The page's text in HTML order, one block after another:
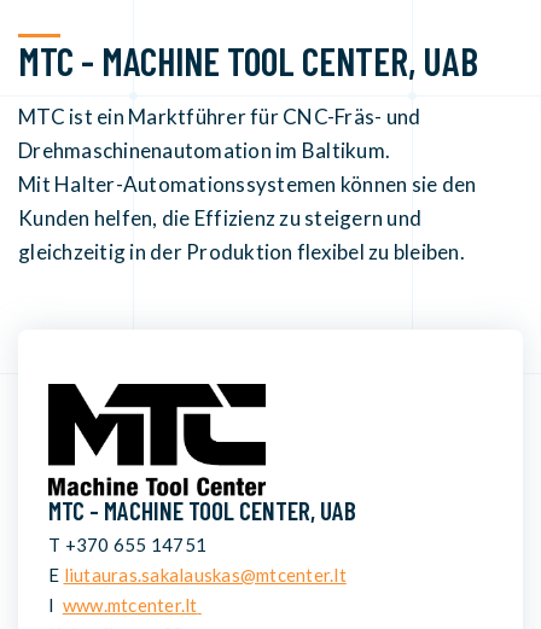
MTC - MACHINE TOOL CENTER, UAB
MTC ist ein Marktführer für CNC-Fräs- und
Drehmaschinenautomation im Baltikum.
Mit Halter-Automationssystemen können sie den
Kunden helfen, die Effizienz zu steigern und
gleichzeitig in der Produktion flexibel zu bleiben.
MTC - MACHINE TOOL CENTER, UAB
T +370 655 14751
E liutauras.sakalauskas@mtcenter.lt
I www.mtcenter.lt